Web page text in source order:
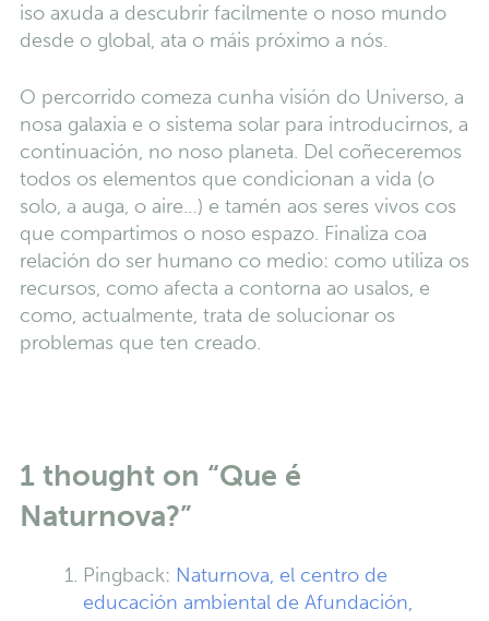
iso axuda a descubrir facilmente o noso mundo
desde o global, ata o máis próximo a nós.
O percorrido comeza cunha visión do Universo, a
nosa galaxia e o sistema solar para introducirnos, a
continuación, no noso planeta. Del coñeceremos
todos os elementos que condicionan a vida (o
solo, a auga, o aire…) e tamén aos seres vivos cos
que compartimos o noso espazo. Finaliza coa
relación do ser humano co medio: como utiliza os
recursos, como afecta a contorna ao usalos, e
como, actualmente, trata de solucionar os
problemas que ten creado.
1 thought on “Que é
Naturnova?”
Pingback: Naturnova, el centro de
educación ambiental de Afundación,